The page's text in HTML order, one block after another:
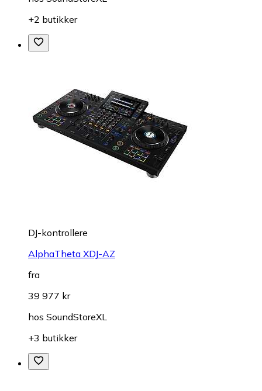
+2 butikker
DJ-kontrollere
AlphaTheta XDJ-AZ
fra
39 977 kr
hos SoundStoreXL
+3 butikker